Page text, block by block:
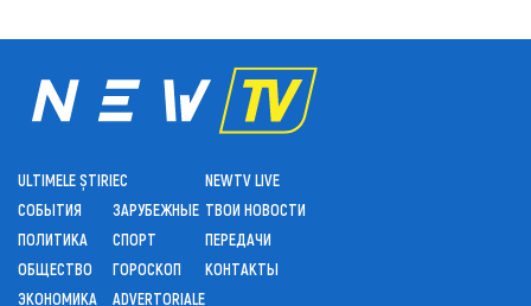
ULTIMELE ȘTIRI
СОБЫТИЯ
ПОЛИТИКА
ОБЩЕСТВО
ЭКОНОМИКА
ЕС
ЗАРУБЕЖНЫЕ
СПОРТ
ГОРОСКОП
ADVERTORIALE
NEWTV LIVE
ТВОИ НОВОСТИ
ПЕРЕДАЧИ
КОНТАКТЫ